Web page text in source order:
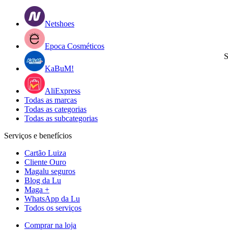
Netshoes
Epoca Cosméticos
KaBuM!
AliExpress
Todas as marcas
Todas as categorias
Todas as subcategorias
Serviços e benefícios
Cartão Luiza
Cliente Ouro
Magalu seguros
Blog da Lu
Maga +
WhatsApp da Lu
Todos os serviços
Comprar na loja